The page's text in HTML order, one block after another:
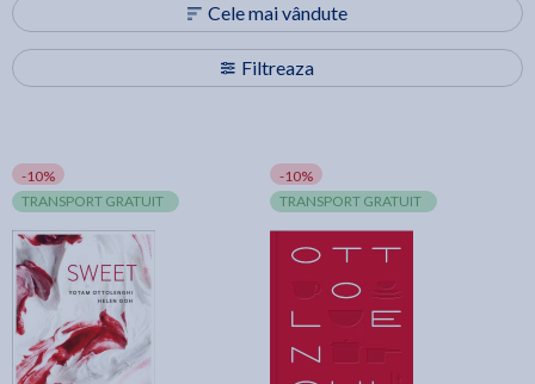
Filtreaza
Cele mai vândute
-10%
TRANSPORT GRATUIT
-10%
TRANSPORT GRATUIT